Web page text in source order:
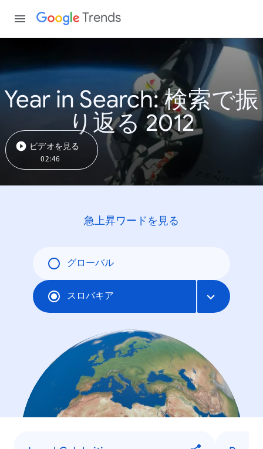
Trends
Year in Search: 検索で振
り返る 2012
ビデオを見る
02:46
急上昇ワードを見る
グローバル
スロバキア